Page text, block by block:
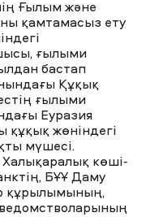
Ғылым және
қамтамасыз ету
ғылыми
бастап
Құқық
ғылыми
Еуразия
құқық жөніндегі
мүшесі.
көші-
БҰҰ Даму
құрылымының,